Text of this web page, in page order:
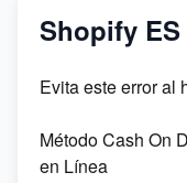
Shopify ES
Evita este error al
Método Cash On
en Línea